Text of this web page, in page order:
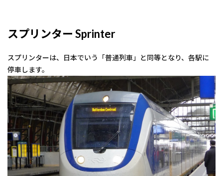
スプリンター Sprinter
スプリンターは、日本でいう「普通列車」と同等となり、各駅に
停車します。